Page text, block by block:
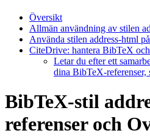
Översikt
Allmän användning av stilen
Använda stilen address-html
CiteDrive: hantera BibTeX
Letar du efter ett
dina BibTeX-
BibTeX-stil
referenser och